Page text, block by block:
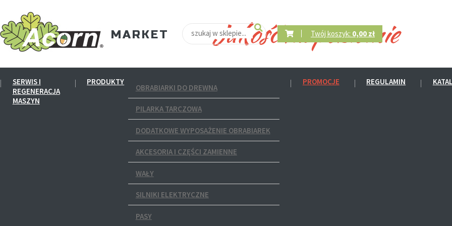
Twój koszyk: 0,00 zł
SERWIS I
REGENERACJA
MASZYN
PRODUKTY
OBRABIARKI DO DREWNA
PILARKA TARCZOWA
DODATKOWE WYPOSAŻENIE OBRABIAREK
AKCESORIA I CZĘŚCI ZAMIENNE
WAŁY
SILNIKI ELEKTRYCZNE
PASY
PROMOCJE REGULAMIN